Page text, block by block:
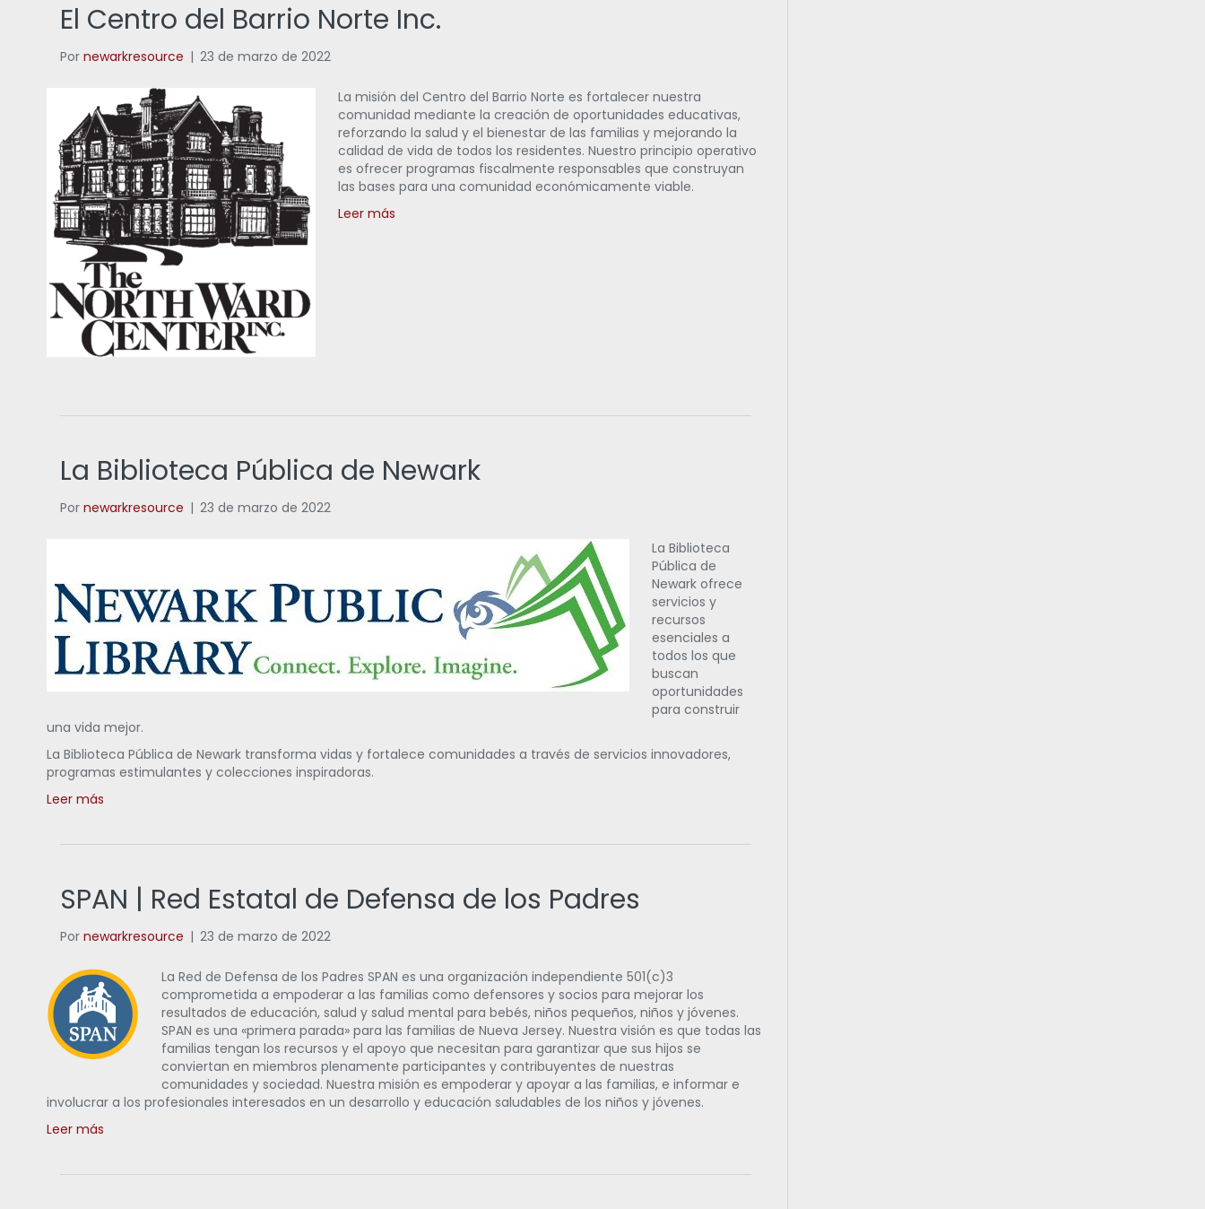
El Centro del Barrio Norte Inc.
Pornewarkresource | 23 de marzo de 2022
La misión del Centro del Barrio Norte es fortalecer nuestra
comunidad mediante la creación de oportunidades educativas,
reforzando la salud y el bienestar de las familias y mejorando la
calidad de vida de todos los residentes. Nuestro principio operativo
es ofrecer programas fiscalmente responsables que construyan
las bases para una comunidad económicamente viable.
Leer más
La Biblioteca Pública de Newark
Pornewarkresource | 23 de marzo de 2022
La Biblioteca
Pública de
Newark ofrece
servicios y
recursos
esenciales a
todos los que
buscan
oportunidades
para construir
una vida mejor.
La Biblioteca Pública de Newark transforma vidas y fortalece comunidades a través de servicios innovadores,
programas estimulantes y colecciones inspiradoras.
Leer más
SPAN | Red Estatal de Defensa de los Padres
Pornewarkresource | 23 de marzo de 2022
La Red de Defensa de los Padres SPAN es una organización independiente 501(c)3
comprometida a empoderar a las familias como defensores y socios para mejorar los
resultados de educación, salud y salud mental para bebés, niños pequeños, niños y jóvenes.
SPAN es una «primera parada» para las familias de Nueva Jersey. Nuestra visión es que todas las
familias tengan los recursos y el apoyo que necesitan para garantizar que sus hijos se
conviertan en miembros plenamente participantes y contribuyentes de nuestras
comunidades y sociedad. Nuestra misión es empoderar y apoyar a las familias, e informar e
involucrar a los profesionales interesados en un desarrollo y educación saludables de los niños y jóvenes.
Leer más